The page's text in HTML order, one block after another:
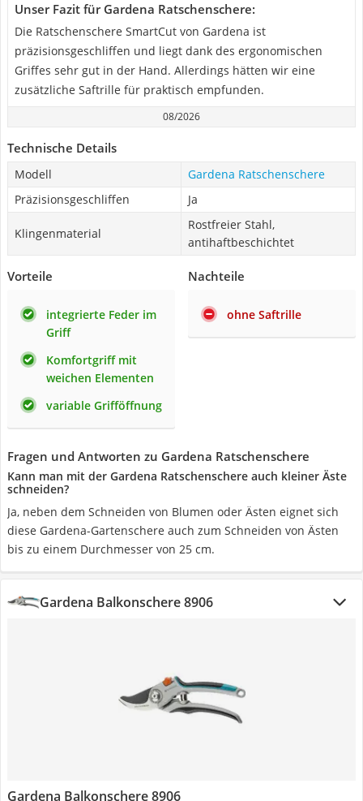
Unser Fazit für Gardena Ratschenschere:
Die Ratschenschere SmartCut von Gardena ist
präzisionsgeschliffen und liegt dank des ergonomischen
Griffes sehr gut in der Hand. Allerdings hätten wir eine
zusätzliche Saftrille für praktisch empfunden.
08/2026
Technische Details
Modell
Gardena Ratschenschere
Präzisionsgeschliffen
Ja
Klingenmaterial
Rostfreier Stahl,
antihaftbeschichtet
Vorteile
integrierte Feder im
Griff
Komfortgriff mit
weichen Elementen
variable Grifföffnung
Nachteile
ohne Saftrille
Fragen und Antworten zu Gardena Ratschenschere
Kann man mit der Gardena Ratschenschere auch kleiner Äste
schneiden?
Ja, neben dem Schneiden von Blumen oder Ästen eignet sich
diese Gardena-Gartenschere auch zum Schneiden von Ästen
bis zu einem Durchmesser von 25 cm.
Gardena Balkonschere 8906
Gardena Balkonschere 8906